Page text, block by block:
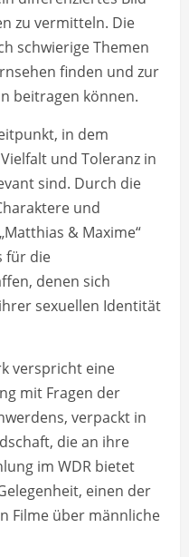
zu vermitteln. Die
schwierige Themen
finden und zur
beitragen können.
in dem
und Toleranz in
sind. Durch die
und
& Maxime“
für die
denen sich
sexuellen Identität
verspricht eine
mit Fragen der
verpackt in
die an ihre
im WDR bietet
einen der
Filme über männliche